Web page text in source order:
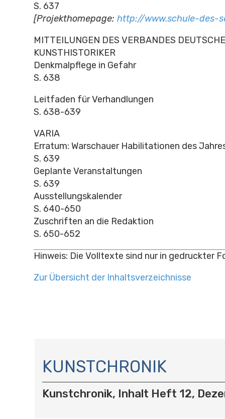
S. 637
[Projekthomepage: http://www.schule-des-
MITTEILUNGEN DES VERBANDES
KUNSTHISTORIKER
Denkmalpflege in Gefahr
S. 638
Leitfaden für Verhandlungen
S. 638-639
VARIA
Erratum: Warschauer Habilitationen des
S. 639
Geplante Veranstaltungen
S. 639
Ausstellungskalender
S. 640-650
Zuschriften an die Redaktion
S. 650-652
Hinweis: Die Volltexte sind nur in gedruckter
Zur Übersicht der Inhaltsverzeichnisse
A
V
I
G
KUNSTCHRONIK
Kunstchronik, Inhalt Heft 12,